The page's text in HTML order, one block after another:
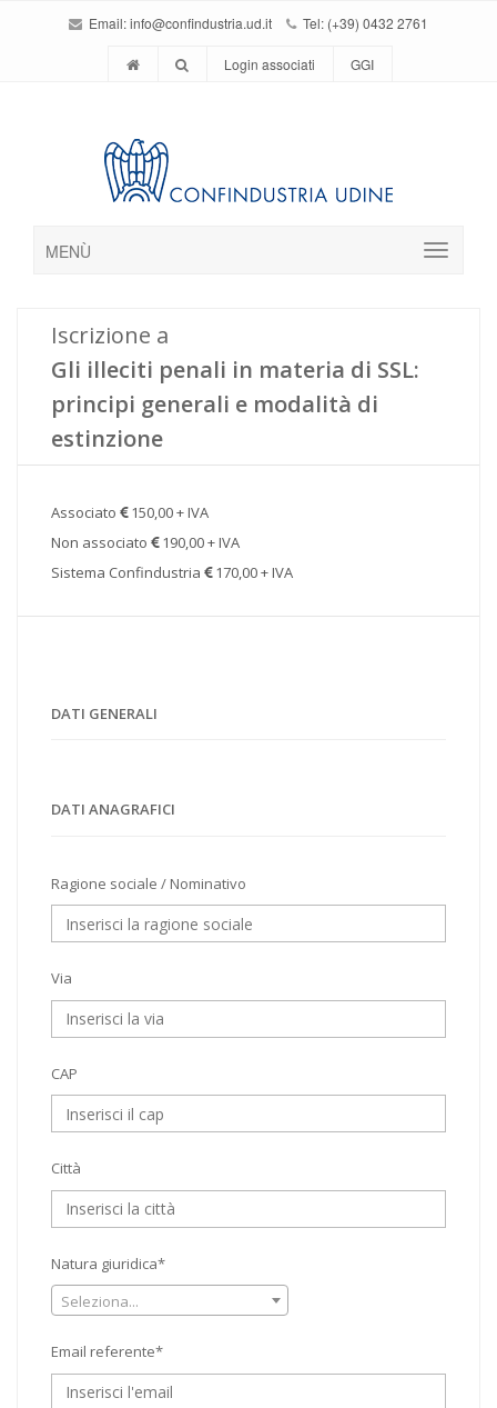
Email:info@confindustria.ud.it Tel: (+39) 0432 2761
Login associati GGI
MENÙ
Iscrizione a
Gli illeciti penali in materia di SSL:
principi generali e modalità di
estinzione
Associato
150,00 + IVA
Non associato
190,00 + IVA
Sistema Confindustria
170,00 + IVA
DATI GENERALI
DATI ANAGRAFICI
Ragione sociale / Nominativo
Via
CAP
Città
Natura giuridica*
Seleziona...
Email referente*